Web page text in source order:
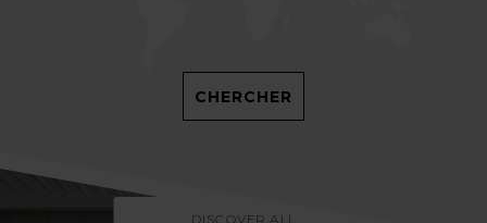
CHERCHER
DISCOVER ALL